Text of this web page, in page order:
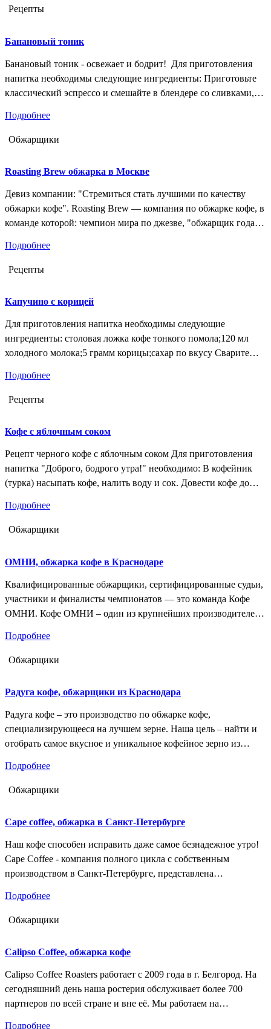
обжаривания ● быстрая передача тепла и минимальное
— инновационный метод Все процессы…
Рецепты
Банановый тоник
Банановый тоник - освежает и бодрит! Для приготовления
напитка необходимы следующие ингредиенты: Приготовьте
классический эспрессо и смешайте в блендере со сливками,
льда. Можно украсить кружочком банана.
Подробнее
Обжарщики
Roasting Brew обжарка в Москве
Девиз компании: "Стремиться стать лучшими по качеству
обжарки кофе". Roasting Brew — компания по обжарке кофе, в
команде которой: чемпион мира по джезве, "обжарщик года",
компании осуществляют контроль цепочки поставок кофе —
от фермера до конечного потребителя.Обжарка кофейного
Подробнее
Рецепты
Капучино с корицей
Для приготовления напитка необходимы следующие
ингредиенты: столовая ложка кофе тонкого помола;120 мл
холодного молока;5 грамм корицы;сахар по вкусу Сварите
классический эспрессо.Приготовьте вспененное молоко.
Влейте молоко в кофе следующим образом: сначала направьте
приготовленный кофе шоколадной крошкой.
Подробнее
Рецепты
Кофе с яблочным соком
Рецепт черного кофе с яблочным соком Для приготовления
напитка "Доброго, бодрого утра!" необходимо: В кофейник
(турка) насыпать кофе, налить воду и сок. Довести кофе до
настояться в течение 5-7 минут. Процедить через ситечко и
разлить в теплые чашки. Сахар --- по вкусу.
Подробнее
Обжарщики
ОМНИ, обжарка кофе в Краснодаре
Квалифицированные обжарщики, сертифицированные судьи,
участники и финалисты чемпионатов — это команда Кофе
ОМНИ. Кофе ОМНИ – один из крупнейших производителей
оснащено 7 ростерами марок Giesen и Probat различного
объема, что позволяет выпускать 2000 кг кофе в день.Также
Подробнее
Обжарщики
Радуга кофе, обжарщики из Краснодара
Радуга кофе – это производство по обжарке кофе,
специализирующееся на лучшем зерне. Наша цель – найти и
отобрать самое вкусное и уникальное кофейное зерно из
специалистами высшего класса, прошедшими обучение в
Швейцарии, в одной из лидирующих компаний
Подробнее
Обжарщики
Cape coffee, обжарка в Санкт-Петербурге
Наш кофе способен исправить даже самое безнадежное утро!
Cape Coffee - компания полного цикла с собственным
производством в Санкт-Петербурге, представлена
обжарки кофе используем ростер промышленного назначения
фирмы Toper, имеющий европейский сертификат качества.
контроля HASSP, можем гарантировать Вам безукоризненное
качество, неизменность вкуса, надежность и безопасность.
Подробнее
Обжарщики
Calipso Coffee, обжарка кофе
Calipso Coffee Roasters работает с 2009 года в г. Белгород. На
сегодняшний день наша ростерия обслуживает более 700
партнеров по всей стране и вне её. Мы работаем на
Подробнее